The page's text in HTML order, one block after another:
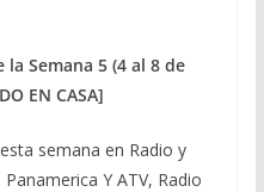
Semana 5 (4 al 8 de
EN CASA]
semana en Radio y
Y ATV, Radio